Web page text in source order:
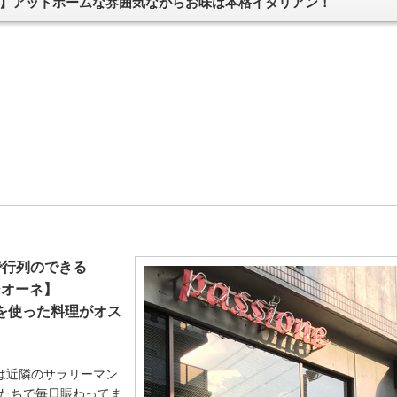
列のできる
ーネ】
使った料理がオス
近隣のサラリーマン
ちで毎日賑わってま